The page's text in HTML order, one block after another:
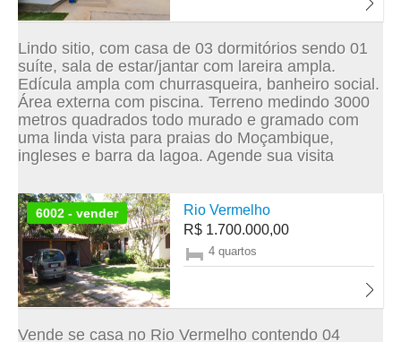
Lindo sitio, com casa de 03 dormitórios sendo 01
suíte, sala de estar/jantar com lareira ampla.
Edícula ampla com churrasqueira, banheiro social.
Área externa com piscina. Terreno medindo 3000
metros quadrados todo murado e gramado com
uma linda vista para praias do Moçambique,
ingleses e barra da lagoa. Agende sua visita
6002 - vender
Rio Vermelho
R$ 1.700.000,00
4 quartos
Vende se casa no Rio Vermelho contendo 04